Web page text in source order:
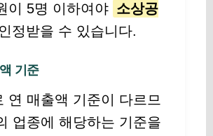
이 5명 이하여야 소상공
정받을 수 있습니다.
기준
연 매출액 기준이 다르므
업종에 해당하는 기준을